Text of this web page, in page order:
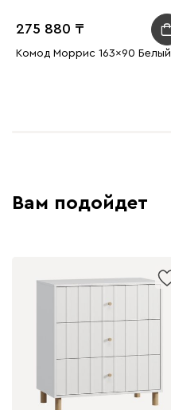
275 880
Комод Моррис 163x90 Белый
Вам подойдет